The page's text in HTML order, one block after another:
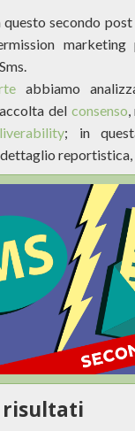
questo secondo
marketing
abbiamo
del consenso
; in
reportistica,